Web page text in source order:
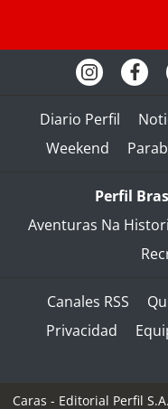
Diario Perfil
Weekend
Perfil
Aventuras Na
Canales RSS
Privacidad
Caras - Editorial Perfil S.A.